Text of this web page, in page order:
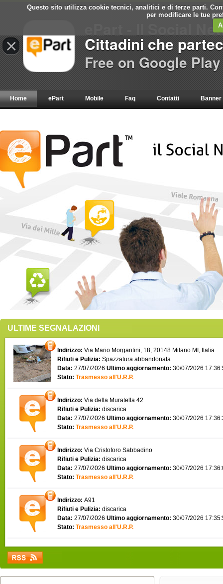
Questo sito utilizza cookie tecnici, analitici e di terze parti.
per modificare le tue
Home ePart Mobile Faq Contatti Banner
ULTIME SEGNALAZIONI
Indirizzo: Via Mario Morgantini, 18, 20148 Milano MI, Italia
Rifiuti e Pulizia: Spazzatura abbandonata
Data: 27/07/2026 Ultimo aggiornamento: 30/07/2026
Stato: Trasmesso all'U.R.P.
Indirizzo: Via della Muratella 42
Rifiuti e Pulizia: discarica
Data: 27/07/2026 Ultimo aggiornamento: 30/07/2026
Stato: Trasmesso all'U.R.P.
Indirizzo: Via Cristoforo Sabbadino
Rifiuti e Pulizia: discarica
Data: 27/07/2026 Ultimo aggiornamento: 30/07/2026
Stato: Trasmesso all'U.R.P.
Indirizzo: A91
Rifiuti e Pulizia: discarica
Data: 27/07/2026 Ultimo aggiornamento: 30/07/2026
Stato: Trasmesso all'U.R.P.
×
ePart - Il Social
Cittadini che
Free on Google Play